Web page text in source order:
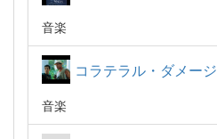
音楽
コラテラル・ダメージ
音楽